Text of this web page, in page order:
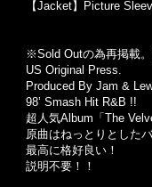
【Jacket】Picture
※Sold Outの為再掲載。
US Original Press.
Produced By Jam &
98’ Smash Hit R&B !!
超人気Album「The
原曲はねっとりとした
最高に格好良い！
説明不要！！